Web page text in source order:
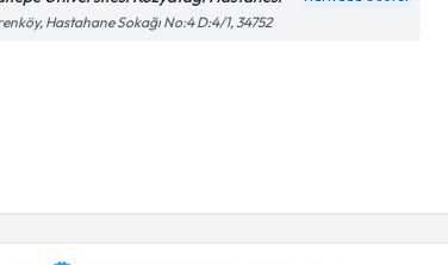
Hastahane Sokağı No:4 D:4/1, 34752